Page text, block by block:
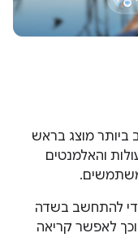
ביותר מוצג בראש
והאלמנטים
להתחשב בשדה
וכך לאפשר קריאה